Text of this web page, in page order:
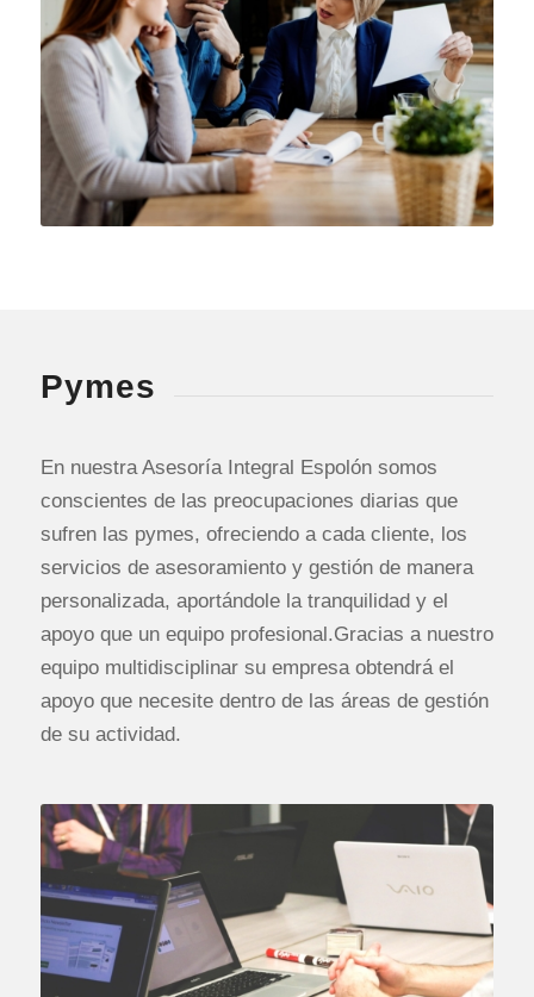
Pymes
En nuestra Asesoría Integral Espolón somos
conscientes de las preocupaciones diarias que
sufren las pymes, ofreciendo a cada cliente, los
servicios de asesoramiento y gestión de manera
personalizada, aportándole la tranquilidad y el
apoyo que un equipo profesional.Gracias a nuestro
equipo multidisciplinar su empresa obtendrá el
apoyo que necesite dentro de las áreas de gestión
de su actividad.